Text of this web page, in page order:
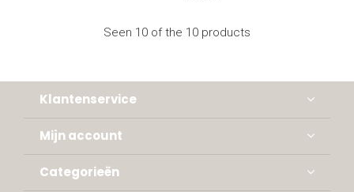
Seen 10 of the 10 products
Klantenservice
Mijn account
Categorieën